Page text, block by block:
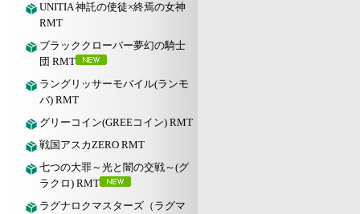
UNITIA 神託の使徒×終焉の女神
RMT
ブラッククローバー夢幻の騎士
団 RMT
ラングリッサーモバイル(ランモ
バ) RMT
グリーコイン(GREEコイン) RMT
戦国アスカZERO RMT
七つの大罪～光と闇の交戦～(グ
ラクロ) RMT
ラグナロクマスターズ（ラグマ